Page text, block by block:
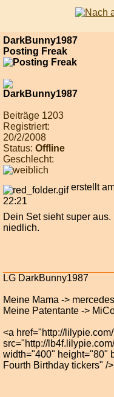
DarkBunny1987
Posting Freak
Beiträge 1203
Registriert:
20/2/2008
Status: Offline
Geschlecht:
erstellt
22:21
Dein Set sieht super aus.
niedlich.
LG DarkBunny1987
Meine Mama ->
Meine Patentante ->
<a href="http://
src="http://
width="400" height="80"
Fourth Birthday tickers" /